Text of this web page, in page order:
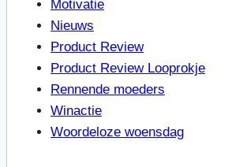
Motivatie
Nieuws
Product Review
Product Review Looprokje
Rennende moeders
Winactie
Woordeloze woensdag